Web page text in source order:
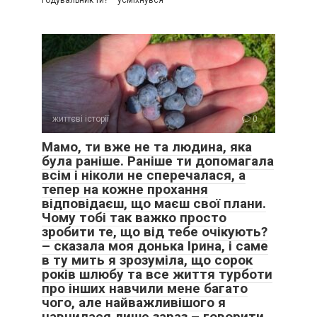
життєві історії 0
Мамо, ти вже не та людина, яка
була раніше. Раніше ти допомагала
всім і ніколи не сперечалася, а
тепер на кожне прохання
відповідаєш, що маєш свої плани.
Чому тобі так важко просто
зробити те, що від тебе очікують?
– сказала моя донька Ірина, і саме
в ту мить я зрозуміла, що сорок
років шлюбу та все життя турботи
про інших навчили мене багато
чого, але найважливішого я